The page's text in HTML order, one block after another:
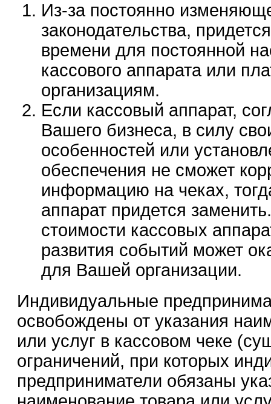
Из-за постоянно
законодательства,
времени для постоянной
кассового аппарата или
организациям.
Если кассовый аппарат,
Вашего бизнеса, в силу
особенностей или
обеспечения не сможет
информацию на чеках,
аппарат придется
стоимости кассовых
развития событий может
для Вашей организации.
Индивидуальные
освобождены от указания
или услуг в кассовом чеке
ограничений, при которых
предприниматели обязаны